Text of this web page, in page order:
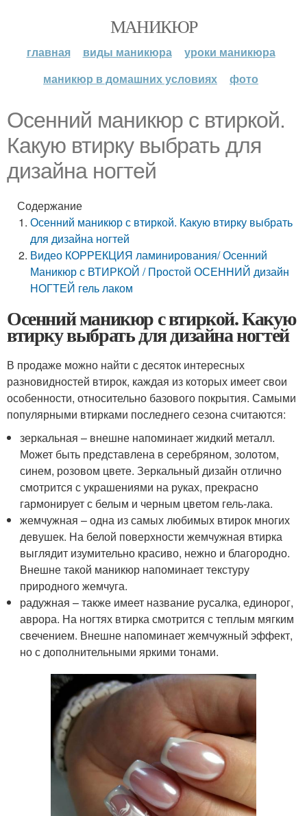
МАНИКЮР
главная виды маникюра
уроки маникюра
маникюр в домашних условиях
фото
Осенний маникюр с втиркой.
Какую втирку выбрать для
дизайна ногтей
Содержание
Осенний маникюр с втиркой. Какую втирку выбрать
для дизайна ногтей
Видео КОРРЕКЦИЯ ламинирования/ Осенний
Маникюр с ВТИРКОЙ / Простой ОСЕННИЙ дизайн
НОГТЕЙ гель лаком
Осенний маникюр с втиркой. Какую
втирку выбрать для дизайна ногтей
В продаже можно найти с десяток интересных
разновидностей втирок, каждая из которых имеет свои
особенности, относительно базового покрытия. Самыми
популярными втирками последнего сезона считаются:
зеркальная – внешне напоминает жидкий металл.
Может быть представлена в серебряном, золотом,
синем, розовом цвете. Зеркальный дизайн отлично
смотрится с украшениями на руках, прекрасно
гармонирует с белым и черным цветом гель-лака.
жемчужная – одна из самых любимых втирок многих
девушек. На белой поверхности жемчужная втирка
выглядит изумительно красиво, нежно и благородно.
Внешне такой маникюр напоминает текстуру
природного жемчуга.
радужная – также имеет название русалка, единорог,
аврора. На ногтях втирка смотрится с теплым мягким
свечением. Внешне напоминает жемчужный эффект,
но с дополнительными яркими тонами.